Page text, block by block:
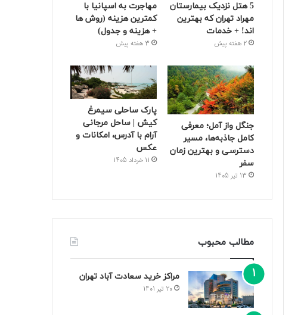
5 هتل نزدیک بیمارستان
مهراد تهران که بهترین‌
اند! + خدمات
2 هفته پیش
مهاجرت به اسپانیا با
کمترین هزینه (روش ها
+ هزینه و جدول)
3 هفته پیش
جنگل واز آمل؛ معرفی
کامل جاذبه‌ها، مسیر
دسترسی و بهترین زمان
سفر
13 تیر 1405
پارک ساحلی سیمرغ
کیش | ساحل مرجانی
آرام با آدرس، امکانات و
عکس
11 خرداد 1405
مطالب محبوب
مراکز خرید سعادت‌ آباد تهران
20 تیر 1401